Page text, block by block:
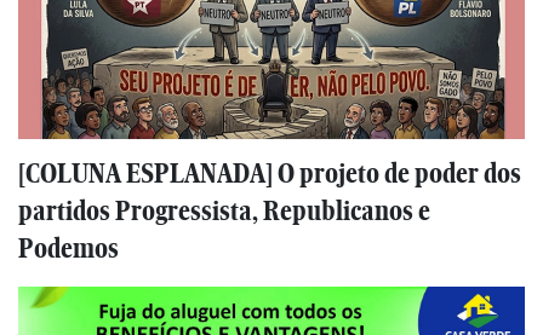
[COLUNA ESPLANADA] O projeto de poder dos
partidos Progressista, Republicanos e
Podemos